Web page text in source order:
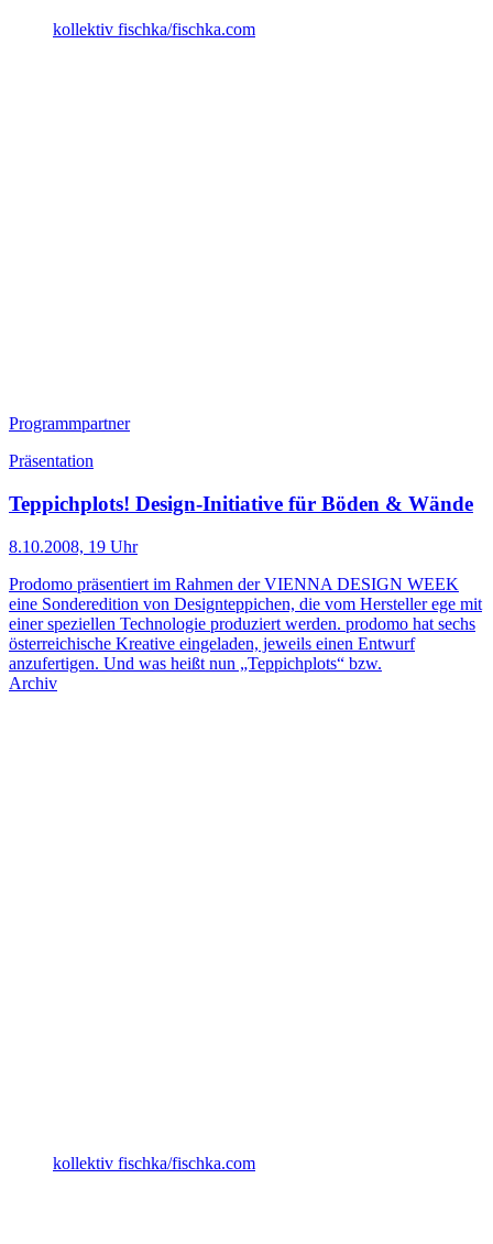
kollektiv fischka/fischka.com
Programmpartner
Präsentation
Teppichplots! Design-Initiative für Böden & Wände
8.10.2008, 19 Uhr
Prodomo präsentiert im Rahmen der VIENNA DESIGN WEEK
eine Sonderedition von Designteppichen, die vom Hersteller ege mit
einer speziellen Technologie produziert werden. prodomo hat sechs
österreichische Kreative eingeladen, jeweils einen Entwurf
anzufertigen. Und was heißt nun „Teppichplots“ bzw.
Archiv
kollektiv fischka/fischka.com